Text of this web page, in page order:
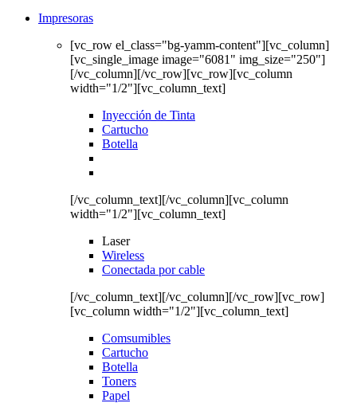
Impresoras
[vc_row el_class="bg-yamm-content"][vc_column]
[vc_single_image image="6081" img_size="250"]
[/vc_column][/vc_row][vc_row][vc_column
width="1/2"][vc_column_text]
Inyección de Tinta
Cartucho
Botella
[/vc_column_text][/vc_column][vc_column
width="1/2"][vc_column_text]
Laser
Wireless
Conectada por cable
[/vc_column_text][/vc_column][/vc_row][vc_row]
[vc_column width="1/2"][vc_column_text]
Comsumibles
Cartucho
Botella
Toners
Papel